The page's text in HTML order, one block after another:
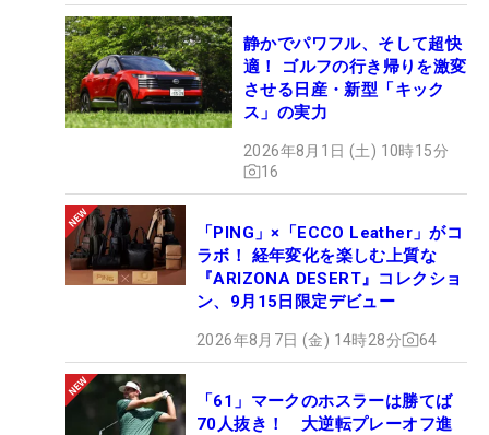
静かでパワフル、そして超快
適！ ゴルフの行き帰りを激変
させる日産・新型「キック
ス」の実力
2026年8月1日 (土) 10時15分
16
「PING」×「ECCO Leather」がコ
ラボ！ 経年変化を楽しむ上質な
『ARIZONA DESERT』コレクショ
ン、9月15日限定デビュー
2026年8月7日 (金) 14時28分 64
「61」マークのホスラーは勝てば
70人抜き！ 大逆転プレーオフ進